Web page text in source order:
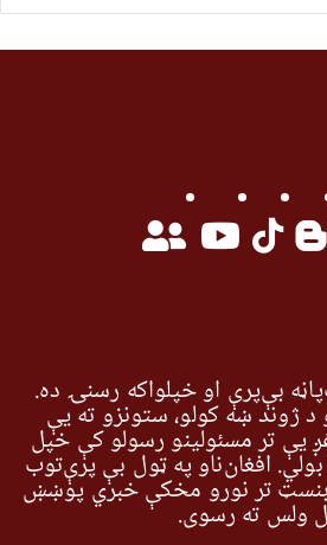
بې‌پرې او خپلواکه رسنۍ ده.
د ژوند ښه کولو، ستونزو ته یې
یې تر مسئولینو رسولو کې خپل
افغان‌ناو په ټول بې پرې‌توب
بنسټ تر نورو مخکې خبري پوښښ
ولس ته رسوي.